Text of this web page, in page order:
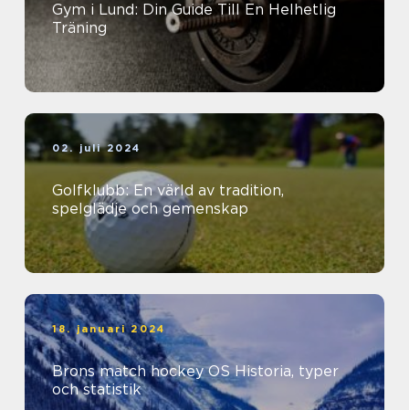
Gym i Lund: Din Guide Till En Helhetlig
Träning
02. juli 2024
Golfklubb: En värld av tradition,
spelglädje och gemenskap
18. januari 2024
Brons match hockey OS Historia, typer
och statistik